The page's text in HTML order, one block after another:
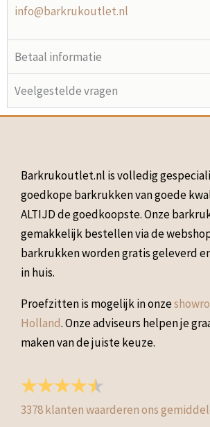
info@barkrukoutlet.nl
Betaal informatie
Veelgestelde vragen
Barkrukoutlet.nl is volledig
goedkope barkrukken van goede
ALTIJD de goedkoopste. Onze
gemakkelijk bestellen via de
barkrukken worden gratis geleverd
in huis.
Proefzitten is mogelijk in onze
Holland. Onze adviseurs helpen je
maken van de juiste keuze.
3378klanten waarderen ons